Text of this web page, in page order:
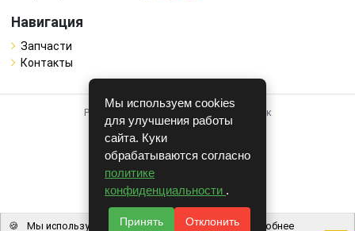
Навигация
Запчасти
Контакты
Работает на системе для авторазборок
CARRO.БИЗНЕС
Полная версия
© COPYRIGHT 2026 г.
v1.1.24
Мы используем cookies
для улучшения работы
сайта. Куки
обрабатываются согласно
политике
конфиденциальности .
Принять Отклонить
🍪 Мы используем файлы cookie, чтобы вам было удобнее